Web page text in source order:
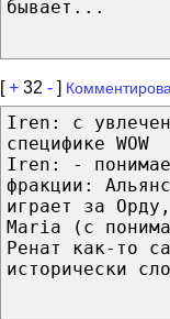
бывает...
[+ 32 - ]
Iren: с
специфике WOW
Iren: -
фракции:
играет за
Maria (с
Ренат как-то
исторически